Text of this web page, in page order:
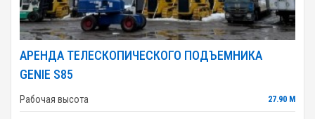
АРЕНДА ТЕЛЕСКОПИЧЕСКОГО ПОДЪЕМНИКА
GENIE S85
Рабочая высота 27.90 М